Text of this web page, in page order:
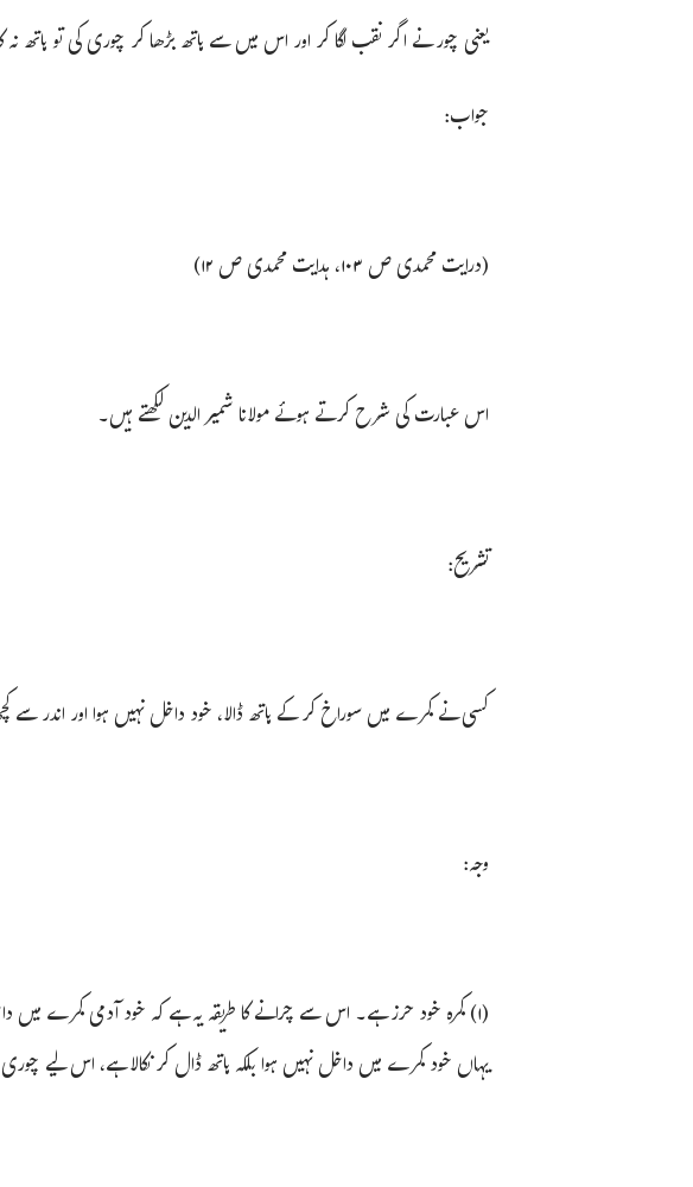
یعنی چور نے اگر نقب لگا کر اور اس میں سے ہاتھ بڑھا کر چوری کی تو ہاتھ نہ
جواب:
(درایت محمدی ص ۱۰۳، ہدایت محمدی ص ۱۲)
اس عبارت کی شرح کرتے ہوئے مولانا شمیر الدین لکھتے ہیں۔
تشریح:
کسی نے کمرے میں سوراخ کر کے ہاتھ ڈالا، خود داخل نہیں ہوا اور اندر سے
وجہ:
(۱) کمرہ خود حرز ہے۔ اس سے چرانے کا طریقہ یہ ہے کہ خود آدمی کمرے
یہاں خود کمرے میں داخل نہیں ہوا بلکہ ہاتھ ڈال کر نکالا ہے، اس لیے